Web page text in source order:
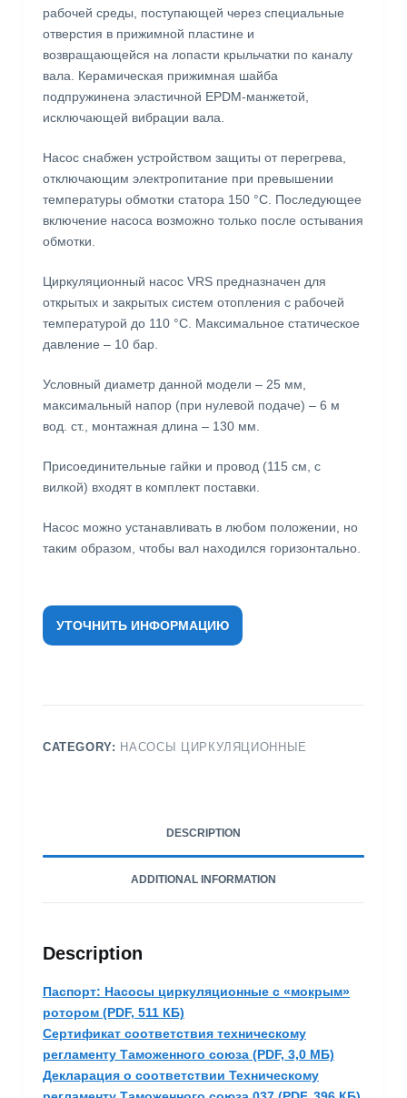
рабочей среды, поступающей через специальные
отверстия в прижимной пластине и
возвращающейся на лопасти крыльчатки по каналу
вала. Керамическая прижимная шайба
подпружинена эластичной EPDM-манжетой,
исключающей вибрации вала.
Насос снабжен устройством защиты от перегрева,
отключающим электропитание при превышении
температуры обмотки статора 150 °С. Последующее
включение насоса возможно только после остывания
обмотки.
Циркуляционный насос VRS предназначен для
открытых и закрытых систем отопления с рабочей
температурой до 110 °C. Максимальное статическое
давление – 10 бар.
Условный диаметр данной модели – 25 мм,
максимальный напор (при нулевой подаче) – 6 м
вод. ст., монтажная длина – 130 мм.
Присоединительные гайки и провод (115 см, с
вилкой) входят в комплект поставки.
Насос можно устанавливать в любом положении, но
таким образом, чтобы вал находился горизонтально.
УТОЧНИТЬ ИНФОРМАЦИЮ
CATEGORY: НАСОСЫ ЦИРКУЛЯЦИОННЫЕ
DESCRIPTION
ADDITIONAL INFORMATION
Description
Паспорт: Насосы циркуляционные с «мокрым»
ротором (PDF, 511 КБ)
Сертификат соответствия техническому
регламенту Таможенного союза (PDF, 3,0 МБ)
Декларация о соответствии Техническому